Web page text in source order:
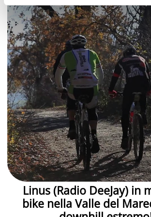
Linus (Radio DeeJay) in
bike nella Valle del